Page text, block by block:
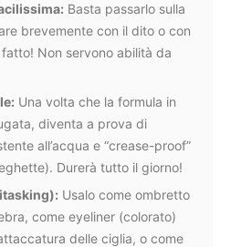
Basta passarlo sulla
brevemente con il dito o con
Non servono abilità da
Una volta che la formula in
diventa a prova di
all’acqua e “crease-proof”
Durerà tutto il giorno!
Usalo come ombretto
come eyeliner (colorato)
delle ciglia, o come